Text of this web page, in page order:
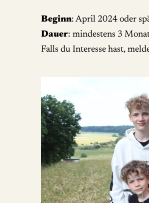
Beginn: April 2024 oder
Dauer: mindestens 3
Falls du Interesse hast,